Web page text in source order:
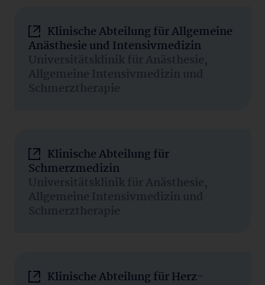
Klinische Abteilung für Allgemeine
Anästhesie und Intensivmedizin
Universitätsklinik für Anästhesie,
Allgemeine Intensivmedizin und
Schmerztherapie
Klinische Abteilung für
Schmerzmedizin
Universitätsklinik für Anästhesie,
Allgemeine Intensivmedizin und
Schmerztherapie
Klinische Abteilung für Herz-